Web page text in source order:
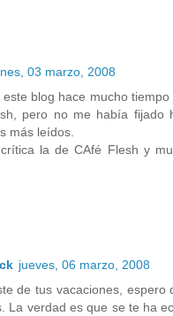
03 marzo, 2008
blog hace mucho
pero no me había fijado
más leídos.
la de CAfé Flesh y
jueves, 06 marzo, 2008
de tus vacaciones, espero
La verdad es que se te ha